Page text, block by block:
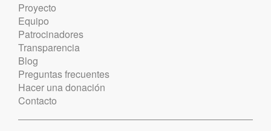
Proyecto
Equipo
Patrocinadores
Transparencia
Blog
Preguntas frecuentes
Hacer una donación
Contacto